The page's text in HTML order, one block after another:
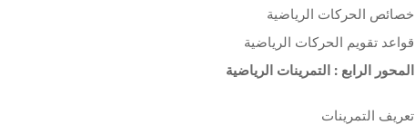
خصائص الحركات الرياضية
قواعد تقويم الحركات الرياضية
المحور الرابع : التمرينات الرياضية
تعريف التمرينات